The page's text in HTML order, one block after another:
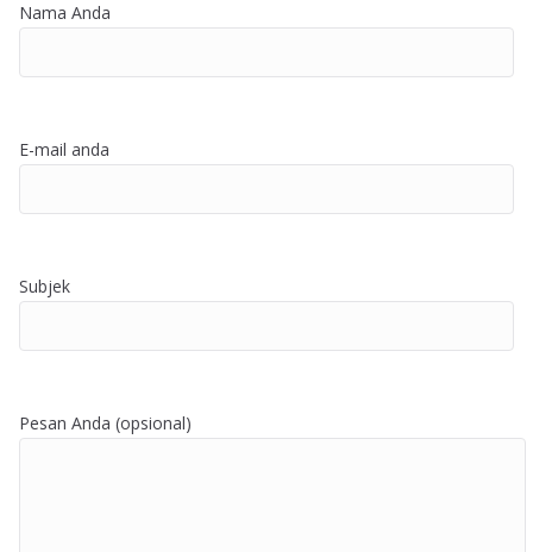
Nama Anda
E-mail anda
Subjek
Pesan Anda (opsional)